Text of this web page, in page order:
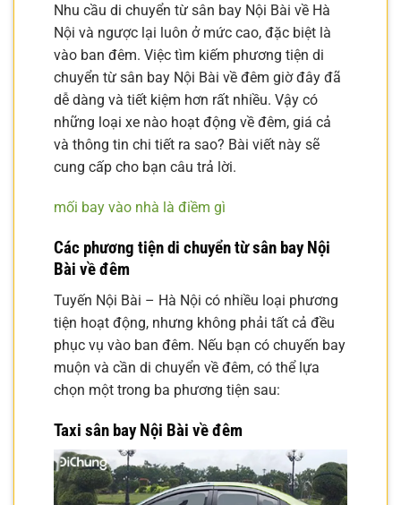
Nhu cầu di chuyển từ sân bay Nội Bài về Hà
Nội và ngược lại luôn ở mức cao, đặc biệt là
vào ban đêm. Việc tìm kiếm phương tiện di
chuyển từ sân bay Nội Bài về đêm giờ đây đã
dễ dàng và tiết kiệm hơn rất nhiều. Vậy có
những loại xe nào hoạt động về đêm, giá cả
và thông tin chi tiết ra sao? Bài viết này sẽ
cung cấp cho bạn câu trả lời.
mối bay vào nhà là điềm gì
Các phương tiện di chuyển từ sân bay Nội
Bài về đêm
Tuyến Nội Bài – Hà Nội có nhiều loại phương
tiện hoạt động, nhưng không phải tất cả đều
phục vụ vào ban đêm. Nếu bạn có chuyến bay
muộn và cần di chuyển về đêm, có thể lựa
chọn một trong ba phương tiện sau:
Taxi sân bay Nội Bài về đêm